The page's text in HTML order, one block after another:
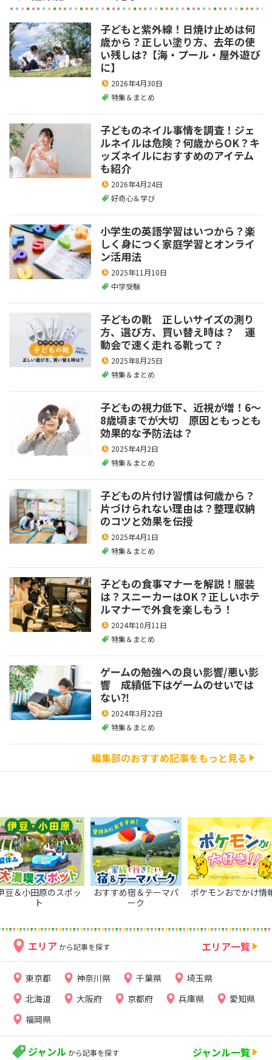
子どもと紫外線！日焼け止めは何
歳から？正しい塗り方、去年の使
い残しは?【海・プール・屋外遊び
に】
2026年4月30日
特集＆まとめ
子どものネイル事情を調査！ジェ
ルネイルは危険？何歳からOK？キ
ッズネイルにおすすめのアイテム
も紹介
2026年4月24日
好奇心＆学び
小学生の英語学習はいつから？楽
しく身につく家庭学習とオンライ
ン活用法
2025年11月10日
中学受験
子どもの靴 正しいサイズの測り
方、選び方、買い替え時は？ 運
動会で速く走れる靴って？
2025年8月25日
特集＆まとめ
子どもの視力低下、近視が増！6～
8歳頃までが大切 原因ともっとも
効果的な予防法は？
2025年4月2日
特集＆まとめ
子どもの片付け習慣は何歳から？
片づけられない理由は？整理収納
のコツと効果を伝授
2025年4月1日
特集＆まとめ
子どもの食事マナーを解説！服装
は？スニーカーはOK？正しいホテ
ルマナーで外食を楽しもう！
2024年10月11日
特集＆まとめ
ゲームの勉強への良い影響/悪い影
響 成績低下はゲームのせいでは
ない⁈
2024年3月22日
特集＆まとめ
編集部のおすすめ記事をもっと見る
豆＆小田原のスポッ
ト
おすすめ宿＆テーマパ
ーク
ポケモンおでかけ情
エリア から記事を探す エリア一覧
東京都 神奈川県 千葉県
埼玉県
北海道
大阪府 京都府 兵庫県
愛知県
福岡県
ジャンル から記事を探す ジャンル一覧